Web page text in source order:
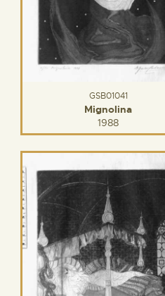
GSB01041
Mignolina
1988